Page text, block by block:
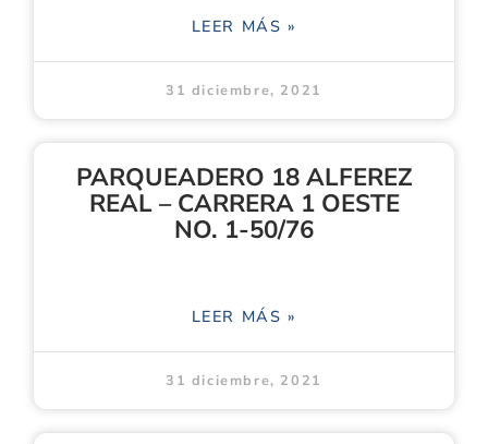
LEER MÁS »
31 diciembre, 2021
PARQUEADERO 18 ALFEREZ
REAL – CARRERA 1 OESTE
NO. 1-50/76
LEER MÁS »
31 diciembre, 2021